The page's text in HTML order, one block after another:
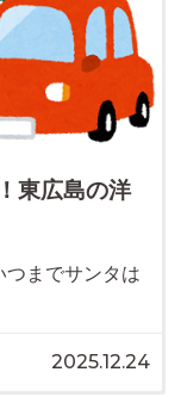
東広島の洋
つまでサンタは
2025.12.24